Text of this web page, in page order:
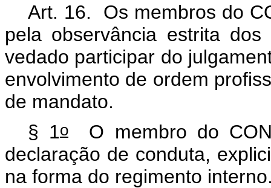
Art. 16. Os membros do
pela observância estrita dos
vedado participar do
envolvimento de ordem
de mandato.
§ 1o
O membro do
declaração de conduta,
na forma do regimento